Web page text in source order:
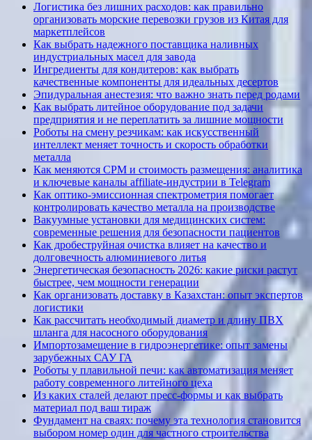
Логистика без лишних расходов: как правильно
организовать морские перевозки грузов из Китая для
маркетплейсов
Как выбрать надежного поставщика наливных
индустриальных масел для завода
Ингредиенты для кондитеров: как выбрать
качественные компоненты для идеальных десертов
Эпидуральная анестезия: что важно знать перед родами
Как выбрать литейное оборудование под задачи
предприятия и не переплатить за лишние мощности
Роботы на смену резчикам: как искусственный
интеллект меняет точность и скорость обработки
металла
Как меняются CPM и стоимость размещения: аналитика
и ключевые каналы affiliate-индустрии в Telegram
Как оптико-эмиссионная спектрометрия помогает
контролировать качество металла на производстве
Вакуумные установки для медицинских систем:
современные решения для безопасности пациентов
Как дробеструйная очистка влияет на качество и
долговечность алюминиевого литья
Энергетическая безопасность 2026: какие риски растут
быстрее, чем мощности генерации
Как организовать доставку в Казахстан: опыт экспертов
логистики
Как рассчитать необходимый диаметр и длину ПВХ
шланга для насосного оборудования
Импортозамещение в гидроэнергетике: опыт замены
зарубежных САУ ГА
Роботы у плавильной печи: как автоматизация меняет
работу современного литейного цеха
Из каких сталей делают пресс-формы и как выбрать
материал под ваш тираж
Фундамент на сваях: почему эта технология становится
выбором номер один для частного строительства